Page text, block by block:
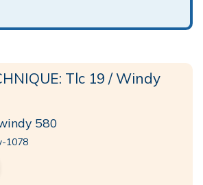
Tlc 19 / Windy
580
1078